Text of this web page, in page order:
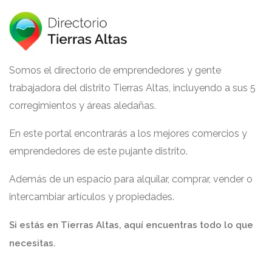
Somos el directorio de emprendedores y gente
trabajadora del distrito Tierras Altas, incluyendo a sus 5
corregimientos y áreas aledañas.
En este portal encontrarás a los mejores comercios y
emprendedores de este pujante distrito.
Además de un espacio para alquilar, comprar, vender o
intercambiar artículos y propiedades.
Si estás en Tierras Altas, aquí encuentras todo lo que
necesitas.